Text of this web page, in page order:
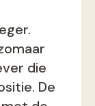
die
De